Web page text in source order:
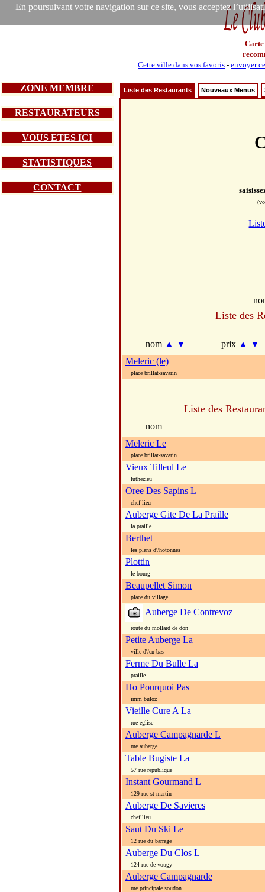
En poursuivant votre navigation sur ce site, vous acceptez
Carte
Cette ville dans vos favoris -envoyer
ZONE MEMBRE
RESTAURATEURS
VOUS ETES ICI
STATISTIQUES
CONTACT
Liste des Restaurants Nouveaux Menus
Liste des
nom ▲ ▼ prix ▲
▼
Meleric (le)
place brillat-savarin
Liste des
nom
Meleric Le
place brillat-savarin
Vieux Tilleul Le
luthezieu
Oree Des Sapins L
chef lieu
Auberge Gite De La Praille
la praille
Berthet
les plans d\'hotonnes
Plottin
le bourg
Beaupellet Simon
place du village
Auberge De Contrevoz
route du mollard de don
Petite Auberge La
ville d\'en bas
Ferme Du Bulle La
praille
Ho Pourquoi Pas
imm buloz
Vieille Cure A La
rue eglise
Auberge Campagnarde L
rue auberge
Table Bugiste La
57 rue republique
Instant Gourmand L
129 rue st martin
Auberge De Savieres
chef lieu
Saut Du Ski Le
12 rue du barrage
Auberge Du Clos L
124 rue de vougy
Auberge Campagnarde
rue principale soudon